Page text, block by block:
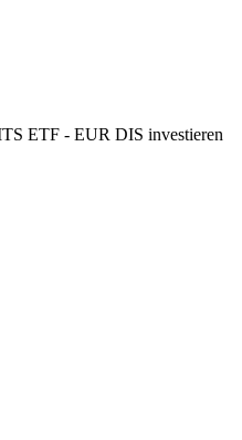
ETF - EUR DIS investieren